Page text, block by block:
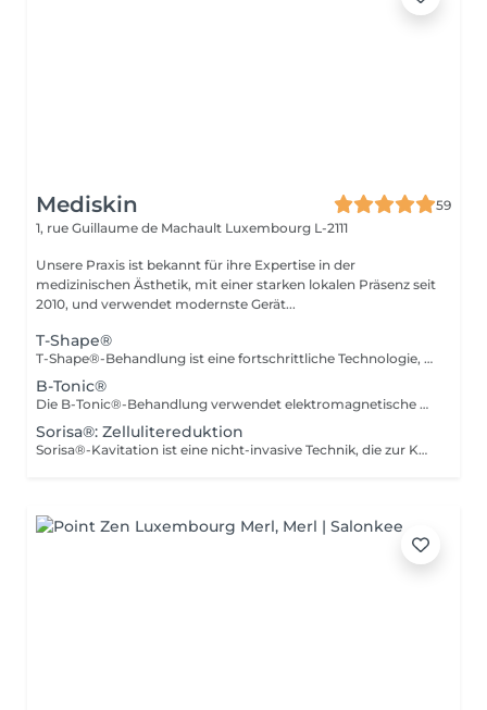
Mediskin
59
1, rue Guillaume de Machault Luxembourg L-2111
Unsere Praxis ist bekannt für ihre Expertise in der
medizinischen Ästhetik, mit einer starken lokalen Präsenz seit
2010, und verwendet modernste Gerät...
T-Shape®
T-Shape®-Behandlung ist eine fortschrittliche Technologie, die in der medizinischen Ästhetik verwendet wird, um den Körper zu formen und die Haut zu straffen. Sie kombiniert multipolare Radiofrequenz und LLLT-Laser, die intensive Wärme in den Bindegeweben, einschließlich der fibrösen Septen, erzeugen. Die gleichzeitige Vakuum-Saugfunktion führt zu einer sofortigen Erhöhung der Blutzirkulation und des Lymphabflusses, die beide für die Verbesserung von Fettansammlungen wesentlich sind. Vorteile: -Hautstraffung -Reduzierung von Falten und Narben -Verbesserung der Hautstruktur Gegenanzeigen: -Nicht empfohlen für schwangere oder stillende Frauen Während der ersten Sitzung werden wir gemeinsam Ihre Ziele festlegen und die für Ihre Haut am besten geeignete Behandlung bestimmen. Bei Fragen kontaktieren Sie uns oder buchen Sie einen kostenlosen Beratungstermin
B-Tonic®
Die B-Tonic®-Behandlung verwendet elektromagnetische Stimulation, um Muskeln zu straffen und Fettgewebe zu reduzieren, was eine geformte Silhouette und sichtbar festere und straffere Haut bietet. Das Mediskin-Zentrum in Luxemburg ist mit der leistungsstärksten B-Tonic®-Maschine ausgestattet. Eine 30-minütige Sitzung entspricht 36.000 Bauchmuskelkontraktionen (Crunches oder Kniebeugen). Vorteile: -Muskelstraffung. -Reduktion von Fettgewebe. -Verbesserung der Hautfestigkeit und -straffheit. Verfahren: -Ein elektromagnetisches Stimulationsgerät wird verwendet, um Muskeln und Fettgewebe zu behandeln. Anpassungsfähigkeit: -B-Tonic® ist für alle Hauttypen geeignet. Gegenanzeigen: -Nicht empfohlen für schwangere Frauen. Während der ersten Sitzung werden wir gemeinsam Ihre Ziele festlegen und die Anzahl der benötigten Sitzungen bestimmen. Für optimale Ergebnisse empfehlen wir ein Programm von 8 Sitzungen, mit zwei Sitzungen pro Woche. Bei Fragen kontaktieren Sie uns oder buchen Sie einen kostenlosen Beratungstermin
Sorisa®: Zellulitereduktion
Sorisa®-Kavitation ist eine nicht-invasive Technik, die zur Körperformung und Reduktion von lokalisiertem Fett verwendet wird. Sie verwendet hochfrequenten Ultraschall (40 kHz), um Fettzellen zu zielen und abzubauen, ohne das umliegende Gewebe zu beschädigen. Diese Methode ist eine effektive Alternative zur chirurgischen Fettabsaugung. Vorteile: -Hautstraffung und -schlankung. -Hervorragende Alternative zur chirurgischen Fettabsaugung. Gegenanzeigen: -Nicht empfohlen für schwangere Frauen. -Herzschrittmacher: Personen mit Herzschrittmachern sollten diese Behandlung aufgrund möglicher Interferenzen mit dem Gerät nicht durchführen lassen. -Prothesen und Implantate: Personen mit Metallprothesen oder Implantaten im Behandlungsbereich sollten die Kavitation vermeiden. Während der ersten Sitzung werden wir gemeinsam Ihre Ziele festlegen und die für Ihre Haut am besten geeignete Behandlung bestimmen. Bei Fragen kontaktieren Sie uns oder buchen Sie einen kostenlosen Beratungstermin